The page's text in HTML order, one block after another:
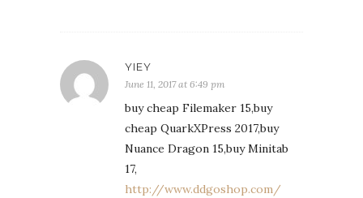
YIEY
June 11, 2017 at 6:49 pm
buy cheap Filemaker 15,buy
cheap QuarkXPress 2017,buy
Nuance Dragon 15,buy Minitab
17,
http://www.ddgoshop.com/